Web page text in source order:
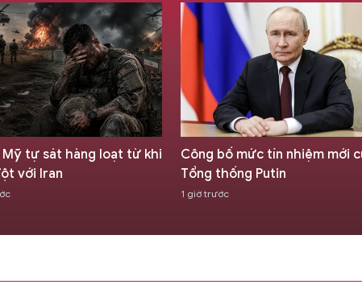
Mỹ tự sát hàng loạt từ khi
với Iran
Công bố mức tín nhiệm mới
Tổng thống Putin
1 giờ trước